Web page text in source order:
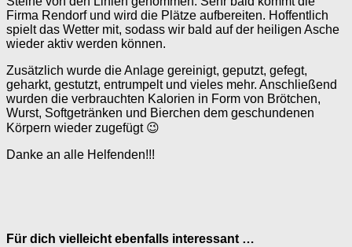
Firma Rendorf und wird die Plätze aufbereiten. Hoffentlich
spielt das Wetter mit, sodass wir bald auf der heiligen Asche
wieder aktiv werden können.
Zusätzlich wurde die Anlage gereinigt, geputzt, gefegt,
geharkt, gestutzt, entrumpelt und vieles mehr. Anschließend
wurden die verbrauchten Kalorien in Form von Brötchen,
Wurst, Softgetränken und Bierchen dem geschundenen
Körpern wieder zugefügt 😉
Danke an alle Helfenden!!!
Für dich vielleicht ebenfalls interessant …